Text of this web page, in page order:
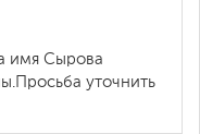
имя Сырова
уточнить